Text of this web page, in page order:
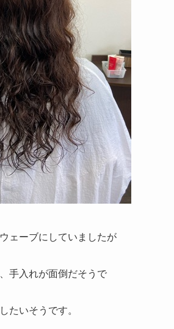
ェーブにしていましたが
手入れが面倒だそうで
たいそうです。